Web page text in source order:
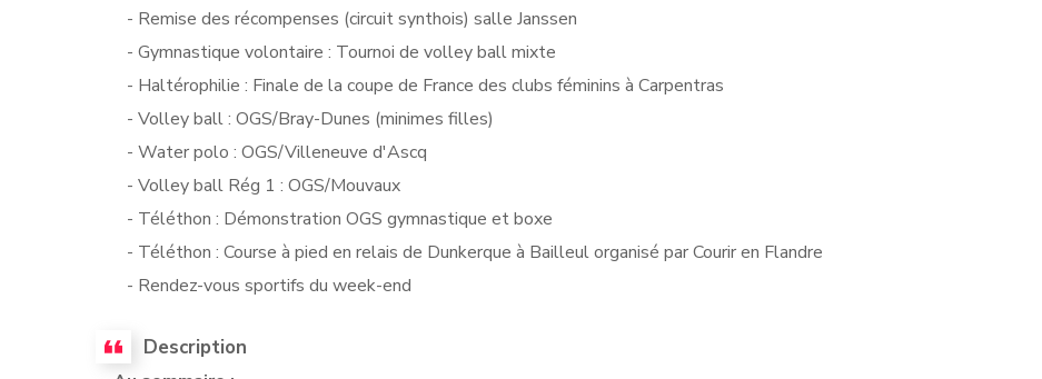
- Remise des récompenses (circuit synthois) salle Janssen
- Gymnastique volontaire : Tournoi de volley ball mixte
- Haltérophilie : Finale de la coupe de France des clubs féminins à Carpentras
- Volley ball : OGS/Bray-Dunes (minimes filles)
- Water polo : OGS/Villeneuve d'Ascq
- Volley ball Rég 1 : OGS/Mouvaux
- Téléthon : Démonstration OGS gymnastique et boxe
- Téléthon : Course à pied en relais de Dunkerque à Bailleul organisé par Courir en Flandre
- Rendez-vous sportifs du week-end
Description